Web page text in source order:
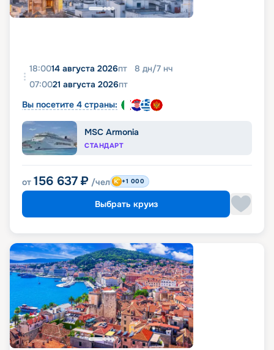
18:0014 августа 2026пт 8 дн/7 нч
07:0021 августа 2026пт
Вы посетите 4 страны:
MSC Armonia
СТАНДАРТ
от 156 637 ₽ /чел +1 000
Выбрать круиз